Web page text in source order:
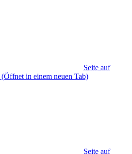
Seite auf
(Öffnet in einem neuen Tab)
Seite auf